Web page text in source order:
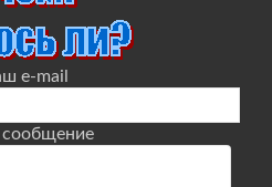
e-mail